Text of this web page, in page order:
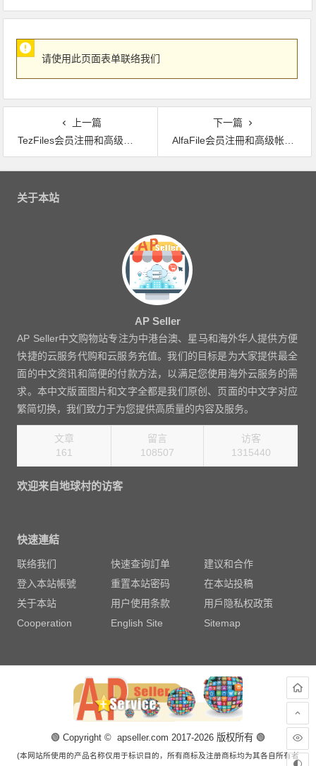
请使用此页面表单联络我们
上一篇
TezFiles会员注冊和高级帐号激活码使用教学
下一篇
AlfaFile会员注冊和高级帐号激活码使用教学
文
关于本站
AP Seller
AP Seller中文购物站专注为中港台澳、星马和海外华人提供方便
快捷的云服务代购和云服务充值。我们的目标是为大家提供最全
面的中文资讯和简便的付款方法，以满足您使用海外云服务的需
求。本中文版面图片和文字全都是我们原创、页面的中文字对应
繁简切换，我们致力于为您提供高质量的内容及服务。
文章
161
留言
108507
访客
1451520
欢迎来自地球村的访客
快速連結
联络我们 快速查询訂单
建议和合作
登入本站帳號
重置本站密码
在本站投稿
关于本站
用户使用条款
用戶隐私权政策
Cooperation
English Site Sitemap
🟢 Copyright © apseller.com 2017-2026 版权所有 🟢
(本网站所使用的产品名称仅用于标识目的，所有商标及注册商标均为其各自所有者